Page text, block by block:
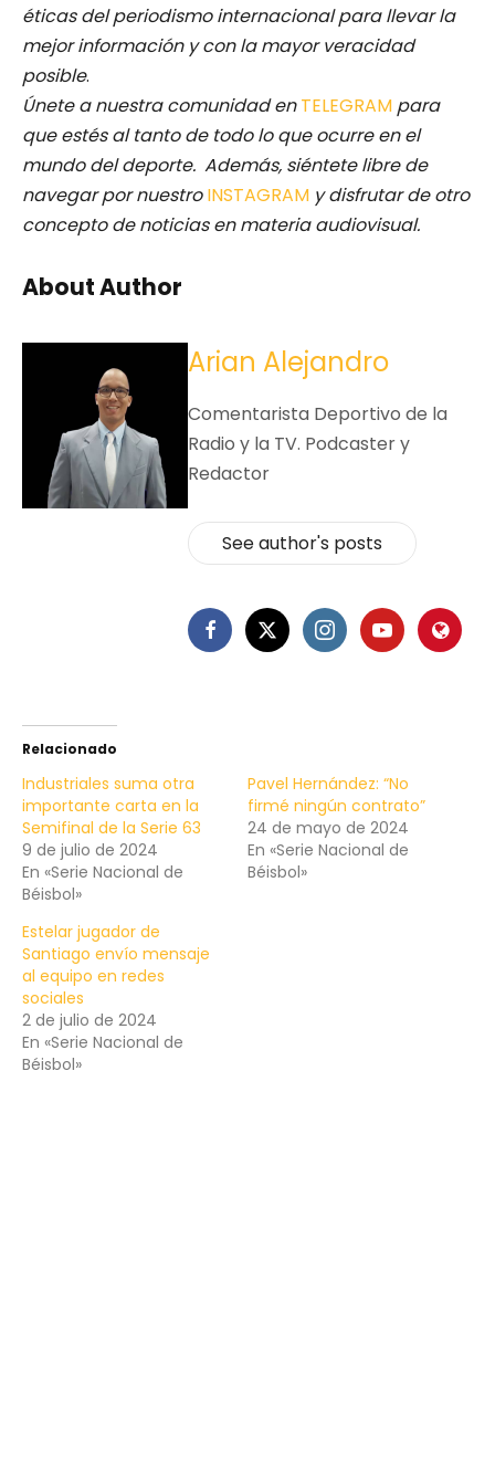
éticas del periodismo internacional para llevar la
mejor información y con la mayor veracidad
posible.
Únete a nuestra comunidad enTELEGRAM para
que estés al tanto de todo lo que ocurre en el
mundo del deporte. Además, siéntete libre de
navegar por nuestro INSTAGRAM y disfrutar de otro
concepto de noticias en materia audiovisual.
About Author
Arian Alejandro
Comentarista Deportivo de la
Radio y la TV. Podcaster y
Redactor
See author's posts
Relacionado
Industriales suma otra
importante carta en la
Semifinal de la Serie 63
9 de julio de 2024
En «Serie Nacional de
Béisbol»
Pavel Hernández: “No
firmé ningún contrato”
24 de mayo de 2024
En «Serie Nacional de
Béisbol»
Estelar jugador de
Santiago envío mensaje
al equipo en redes
sociales
2 de julio de 2024
En «Serie Nacional de
Béisbol»